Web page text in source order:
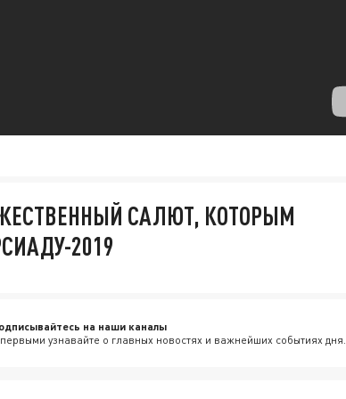
САЛЮТ, КОТОРЫМ
2019
на наши каналы
узнавайте о главных новостях и важнейших событиях дня.